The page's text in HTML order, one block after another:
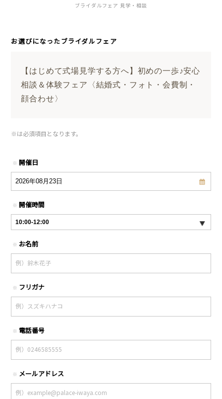
ブライダルフェア 見学・相談
お選びになったブライダルフェア
【はじめて式場見学する方へ】初めの一歩♪安心
相談＆体験フェア〈結婚式・フォト・会費制・
顔合わせ〉
※は必須項目となります。
※ 開催日
※ 開催時間
※ お名前
※ フリガナ
※ 電話番号
※ メールアドレス